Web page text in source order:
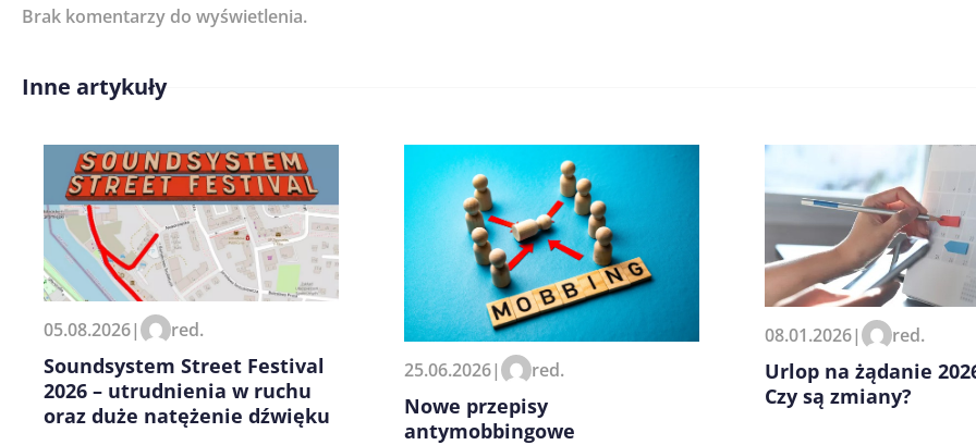
Imię/ Nick*
Zapamiętaj moje dane w tej przeglądarce podczas pisania
kolejnych komentarzy.
Brak komentarzy do wyświetlenia.
Inne artykuły
05.08.2026| red.
Soundsystem Street Festival
2026 – utrudnienia w ruchu
oraz duże natężenie dźwięku
25.06.2026| red.
Nowe przepisy
antymobbingowe
08.01.2026| red.
Urlop na żądanie
Czy są zmiany?